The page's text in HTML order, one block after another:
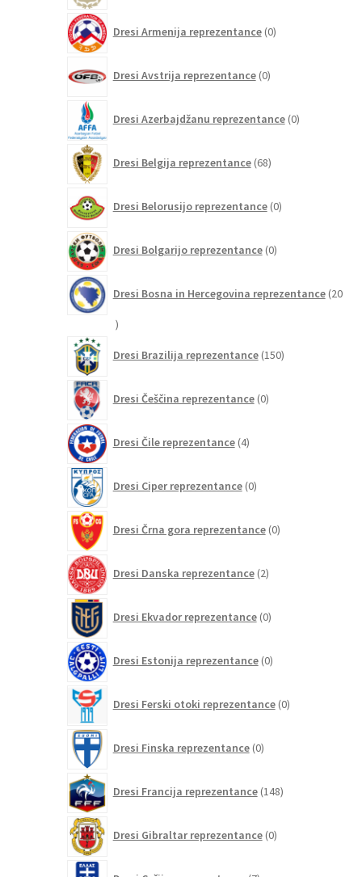
Dresi Armenija reprezentance 0izdelkov
Dresi Avstrija reprezentance 0izdelkov
Dresi Azerbajdžanu reprezentance 0izdelkov
Dresi Belgija reprezentance 68izdelkov
Dresi Belorusijo reprezentance 0izdelkov
Dresi Bolgarijo reprezentance 0izdelkov
Dresi Bosna in Hercegovina reprezentance 20
20
Dresi Brazilija reprezentance 150izdelkov
Dresi Češčina reprezentance 0izdelkov
Dresi Čile reprezentance 4izdelki
Dresi Ciper reprezentance 0izdelkov
Dresi Črna gora reprezentance 0izdelkov
Dresi Danska reprezentance 2izdelka
Dresi Ekvador reprezentance 0izdelkov
Dresi Estonija reprezentance 0izdelkov
Dresi Ferski otoki reprezentance 0izdelkov
Dresi Finska reprezentance 0izdelkov
Dresi Francija reprezentance 148izdelkov
Dresi Gibraltar reprezentance 0izdelkov